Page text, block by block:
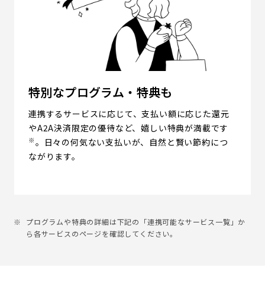
特別なプログラム・特典も
連携するサービスに応じて、支払い額に応じた還元
やA2A決済限定の優待など、嬉しい特典が満載です
※ 。日々の何気ない支払いが、自然と賢い節約につ
ながります。
プログラムや特典の詳細は下記の「連携可能なサービス一覧」か
ら各サービスのページを確認してください。